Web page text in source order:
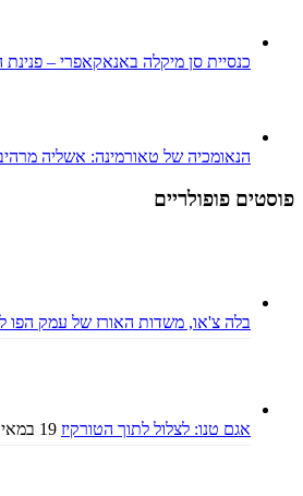
כנסיית סן מיקלה באנאקאפרי –
הנאומכיה של טאורמינה: אשליה
פוסטים פופולריים
בלה צ'או, משדות האורז של עמק הפו
אגם טנו: לצלול לתוך הטורקיז 19 במאי 2017